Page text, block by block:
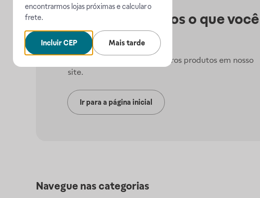
encontrarmos lojas próximas e calcular o
frete.
Incluir CEP Mais tarde
Não encontramos o que você
procurava.
Mas, você pode conferir outros produtos em nosso
site.
Ir para a página inicial
Navegue nas categorias